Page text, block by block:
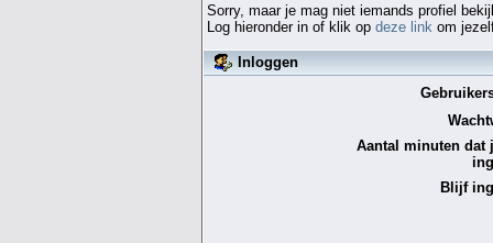
Sorry, maar je mag niet iemands profiel
Log hieronder in of klik op deze link om
Inloggen
Aantal minuten dat
Blijf